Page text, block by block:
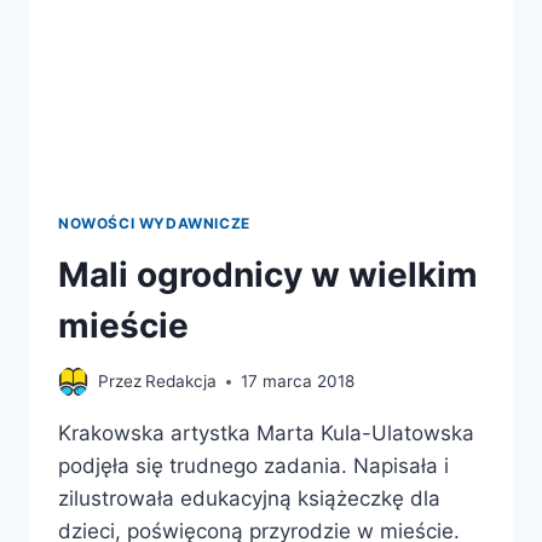
NOWOŚCI WYDAWNICZE
Mali ogrodnicy w wielkim
mieście
Przez Redakcja 17 marca 2018
Krakowska artystka Marta Kula-Ulatowska
podjęła się trudnego zadania. Napisała i
zilustrowała edukacyjną książeczkę dla
dzieci, poświęconą przyrodzie w mieście.